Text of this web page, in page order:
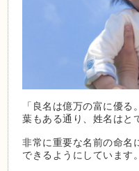
「良名は億万の富に優
葉もある通り、姓名はと
非常に重要な名前の命名
できるようにしています。